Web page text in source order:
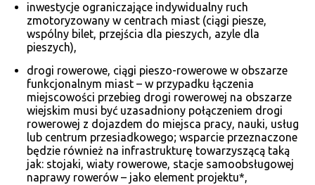
inwestycje ograniczające indywidualny ruch
zmotoryzowany w centrach miast (ciągi piesze,
wspólny bilet, przejścia dla pieszych, azyle dla
pieszych),
drogi rowerowe, ciągi pieszo-rowerowe w obszarze
funkcjonalnym miast – w przypadku łączenia
miejscowości przebieg drogi rowerowej na obszarze
wiejskim musi być uzasadniony połączeniem drogi
rowerowej z dojazdem do miejsca pracy, nauki, usług
lub centrum przesiadkowego; wsparcie przeznaczone
będzie również na infrastrukturę towarzyszącą taką
jak: stojaki, wiaty rowerowe, stacje samoobsługowej
naprawy rowerów – jako element projektu*,